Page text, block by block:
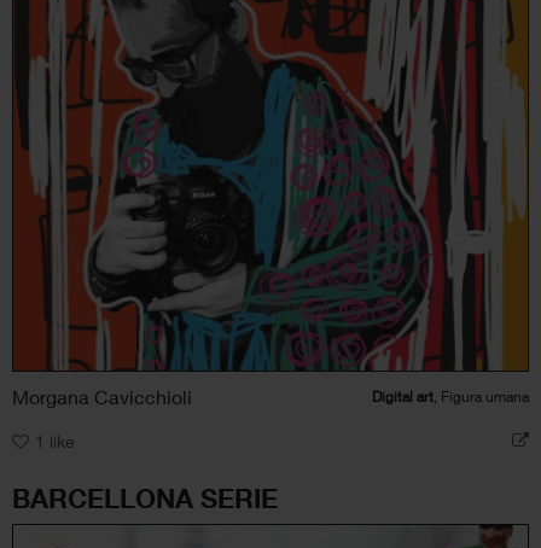
Morgana Cavicchioli Digital art, Figura umana
1 like
BARCELLONA SERIE